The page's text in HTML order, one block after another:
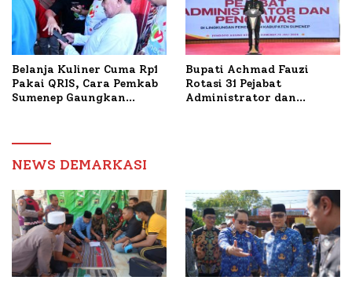
Belanja Kuliner Cuma Rp1
Pakai QRIS, Cara Pemkab
Sumenep Gaungkan
Bupati Achmad Fauzi
Rotasi 31 Pejabat
Administrator dan
NEWS DEMARKASI